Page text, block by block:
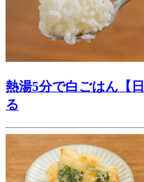
熱湯5分で白ごはん【
る